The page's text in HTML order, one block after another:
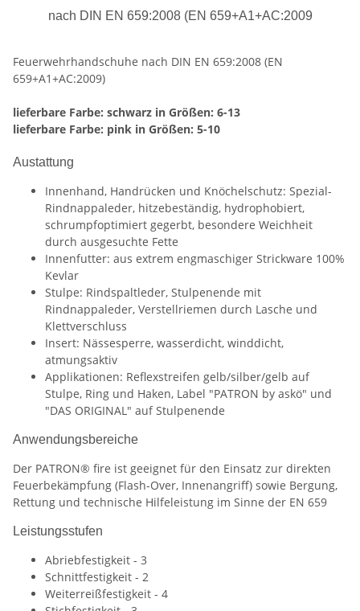
nach DIN EN 659:2008 (EN 659+A1+AC:2009
Feuerwehrhandschuhe nach DIN EN 659:2008 (EN
659+A1+AC:2009)
lieferbare Farbe: schwarz in Größen: 6-13
lieferbare Farbe: pink in Größen: 5-10
Austattung
Innenhand, Handrücken und Knöchelschutz: Spezial-
Rindnappaleder, hitzebeständig, hydrophobiert,
schrumpfoptimiert gegerbt, besondere Weichheit
durch ausgesuchte Fette
Innenfutter: aus extrem engmaschiger Strickware 100%
Kevlar
Stulpe: Rindspaltleder, Stulpenende mit
Rindnappaleder, Verstellriemen durch Lasche und
Klettverschluss
Insert: Nässesperre, wasserdicht, winddicht,
atmungsaktiv
Applikationen: Reflexstreifen gelb/silber/gelb auf
Stulpe, Ring und Haken, Label "PATRON by askö" und
"DAS ORIGINAL" auf Stulpenende
Anwendungsbereiche
Der PATRON® fire ist geeignet für den Einsatz zur direkten
Feuerbekämpfung (Flash-Over, Innenangriff) sowie Bergung,
Rettung und technische Hilfeleistung im Sinne der EN 659
Leistungsstufen
Abriebfestigkeit - 3
Schnittfestigkeit - 2
Weiterreißfestigkeit - 4